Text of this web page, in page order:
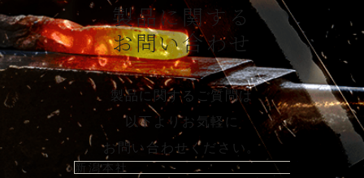
製品に関する
お問い合わせ
製品に関するご質問は
以下よりお気軽に
お問い合わせください。
新潟本社